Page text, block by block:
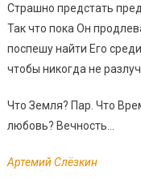
Страшно предстать
Так что пока Он
поспешу найти Его
чтобы никогда не
Что Земля? Пар. Что
любовь? Вечность…
Артемий Слёзкин